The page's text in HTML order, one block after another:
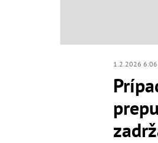
1.2.2026 6:06